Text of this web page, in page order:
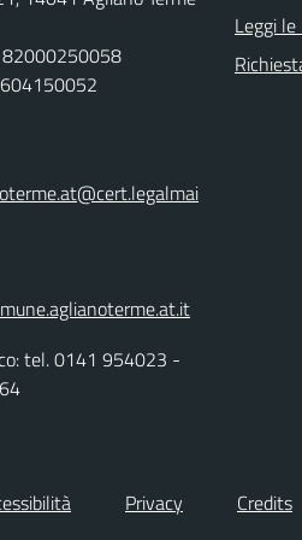
82000250058
tel. 0141 954023 -
Leggi le
Privacy Credits